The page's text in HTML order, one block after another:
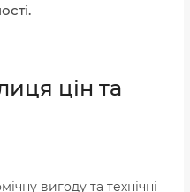
цін та
вигоду та технічні